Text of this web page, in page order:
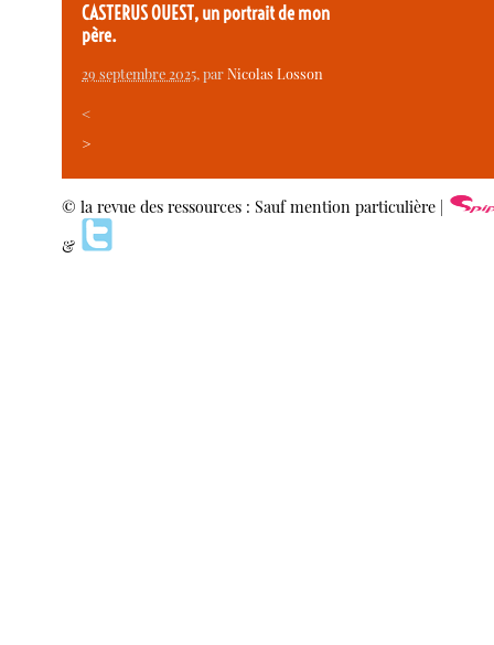
CASTERUS OUEST, un portrait de mon
père.
29 septembre 2025, parNicolas Losson
<
>
© la revue des ressources : Sauf mention particulière |
&